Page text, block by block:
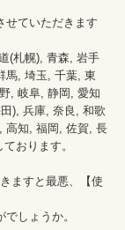
せていただきます
(札幌), 青森, 岩手
馬, 埼玉, 千葉, 東
, 岐阜, 静岡, 愛知
), 兵庫, 奈良, 和歌
高知, 福岡, 佐賀, 長
おります。
ますと最悪、【使
しょうか。